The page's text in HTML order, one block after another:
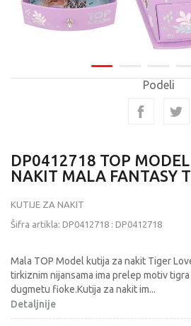
Podeli
DP0412718 TOP
NAKIT MALA FANTASY
KUTIJE ZA NAKIT
Šifra artikla: DP0412718 : DP0412718
Mala TOP Model kutija za nakit Tiger
tirkiznim nijansama ima prelep motiv
dugmetu fioke.Kutija za nakit im...
Detaljnije